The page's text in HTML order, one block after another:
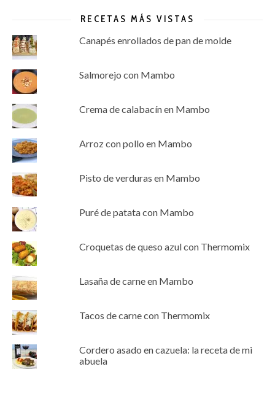
RECETAS MÁS VISTAS
Canapés enrollados de pan de molde
Salmorejo con Mambo
Crema de calabacín en Mambo
Arroz con pollo en Mambo
Pisto de verduras en Mambo
Puré de patata con Mambo
Croquetas de queso azul con Thermomix
Lasaña de carne en Mambo
Tacos de carne con Thermomix
Cordero asado en cazuela: la receta de mi
abuela